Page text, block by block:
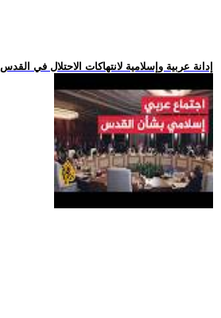
.. إدانة عربية وإسلامية لانتهاكات الاحتلال في القدس